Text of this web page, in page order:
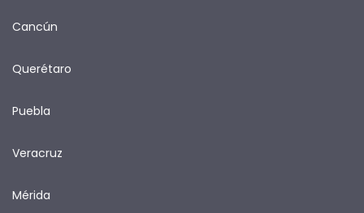
Cancún
Querétaro
Puebla
Veracruz
Mérida